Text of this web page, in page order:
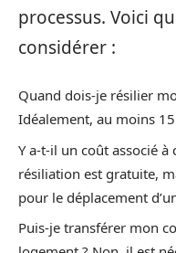
processus. Voici
considérer :
Quand dois-je résilier
Idéalement, au moins
Y a-t-il un coût associé
résiliation est gratuite,
pour le déplacement
Puis-je transférer mon